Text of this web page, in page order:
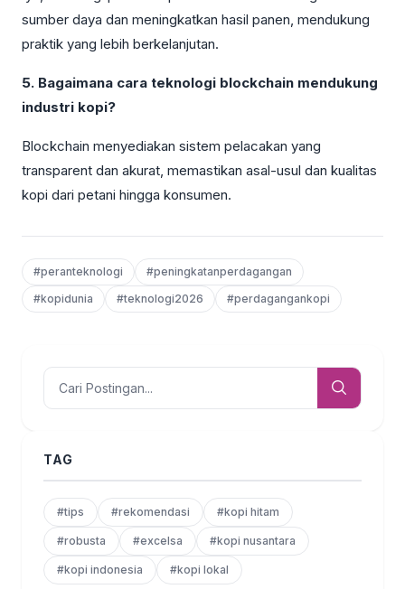
sumber daya dan meningkatkan hasil panen, mendukung
praktik yang lebih berkelanjutan.
5. Bagaimana cara teknologi blockchain mendukung
industri kopi?
Blockchain menyediakan sistem pelacakan yang
transparent dan akurat, memastikan asal-usul dan kualitas
kopi dari petani hingga konsumen.
#peranteknologi
#peningkatanperdagangan
#kopidunia
#teknologi2026 #perdagangankopi
TAG
#tips #rekomendasi #kopi hitam
#robusta #excelsa #kopi nusantara
#kopi indonesia #kopi lokal